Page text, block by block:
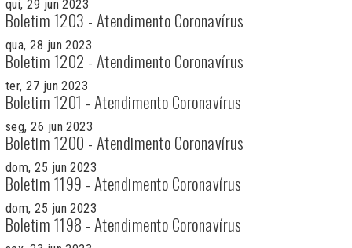
qui, 29 jun 2023
Boletim 1203 - Atendimento Coronavírus
qua, 28 jun 2023
Boletim 1202 - Atendimento Coronavírus
ter, 27 jun 2023
Boletim 1201 - Atendimento Coronavírus
seg, 26 jun 2023
Boletim 1200 - Atendimento Coronavírus
dom, 25 jun 2023
Boletim 1199 - Atendimento Coronavírus
dom, 25 jun 2023
Boletim 1198 - Atendimento Coronavírus